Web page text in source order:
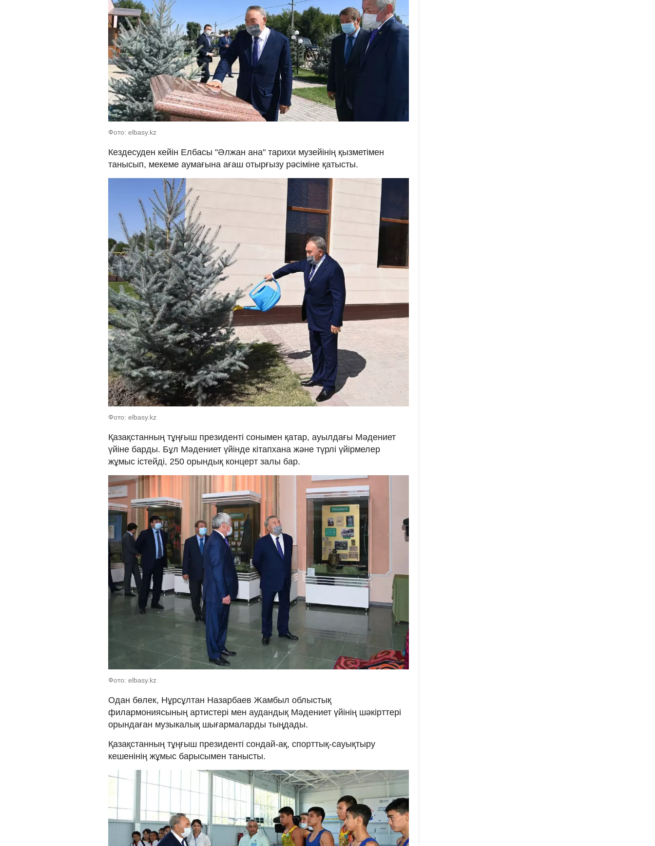
Фото: elbasy.kz
Кездесуден кейін Елбасы "Әлжан ана" тарихи музейінің қызметімен
танысып, мекеме аумағына ағаш отырғызу рәсіміне қатысты.
Фото: elbasy.kz
Қазақстанның тұңғыш президенті сонымен қатар, ауылдағы Мәдениет
үйіне барды. Бұл Мәдениет үйінде кітапхана және түрлі үйірмелер
жұмыс істейді, 250 орындық концерт залы бар.
Фото: elbasy.kz
Одан бөлек, Нұрсұлтан Назарбаев Жамбыл облыстық
филармониясының артистері мен аудандық Мәдениет үйінің шәкірттері
орындаған музыкалық шығармаларды тыңдады.
Қазақстанның тұңғыш президенті сондай-ақ, спорттық-сауықтыру
кешенінің жұмыс барысымен танысты.